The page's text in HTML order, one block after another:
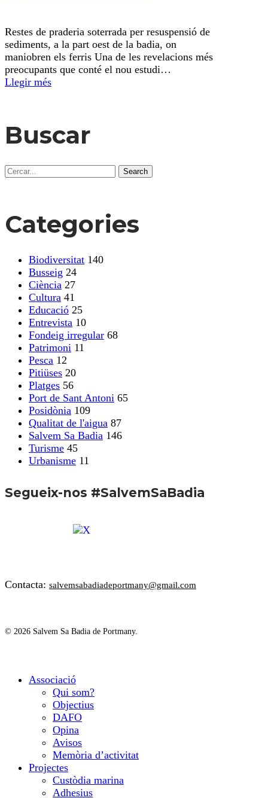
Restes de praderia soterrada per resuspensió de
sediments, a la part oest de la badia, on
maniobren els ferris Una de les revelacions més
preocupants que conté el nou estudi…
Llegir més
Buscar
Search
Categories
Biodiversitat 140
Busseig 24
Ciència 27
Cultura 41
Educació 25
Entrevista 10
Fondeig irregular 68
Patrimoni 11
Pesca 12
Pitiüses 20
Platges 56
Port de Sant Antoni 65
Posidònia 109
Qualitat de l'aigua 87
Salvem Sa Badia 146
Turisme 45
Urbanisme 11
Segueix-nos #SalvemSaBadia
Contacta: salvemsabadiadeportmany@gmail.com
© 2026 Salvem Sa Badia de Portmany.
Close Associació
Qui som?
Objectius
DAFO
Opina
Avisos
Memòria d’activitat
Projectes
Custòdia marina
Adhesius